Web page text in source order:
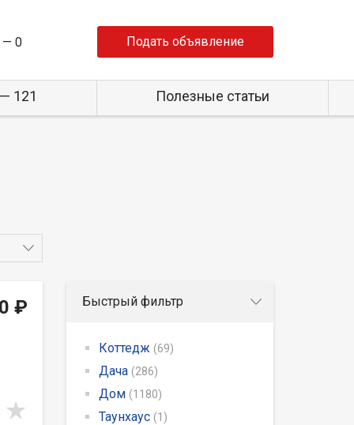
— 0 Подать объявление
121 Полезные статьи
₽ Быстрый фильтр
Коттедж (69)
Дача (286)
Дом (1180)
Таунхаус (1)